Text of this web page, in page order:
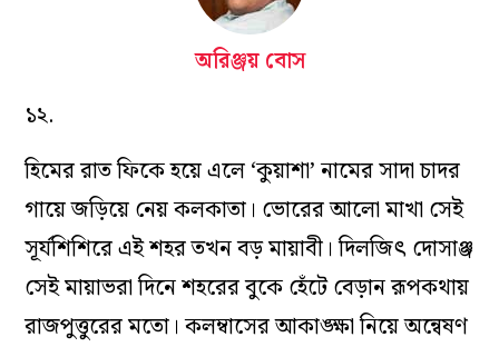
অরিঞ্জয় বোস
১২.
হিমের রাত ফিকে হয়ে এলে ‘কুয়াশা’ নামের সাদা চাদর
গায়ে জড়িয়ে নেয় কলকাতা। ভোরের আলো মাখা সেই
সূর্যশিশিরে এই শহর তখন বড় মায়াবী। দিলজিৎ দোসাঞ্জ
সেই মায়াভরা দিনে শহরের বুকে হেঁটে বেড়ান রূপকথায়
রাজপুত্তুরের মতো। কলম্বাসের আকাঙ্ক্ষা নিয়ে অন্বেষণ